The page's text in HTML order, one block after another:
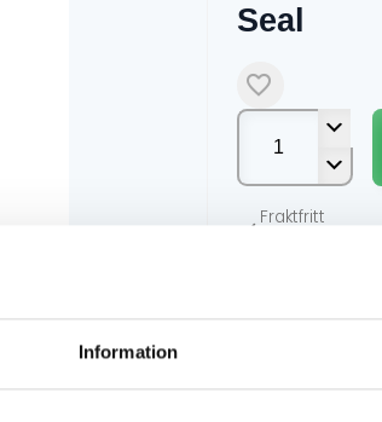
Information
Seal
Seal
mängd
Fraktfritt
Lägsta